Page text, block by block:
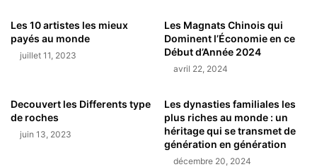
Les 10 artistes les mieux
payés au monde
juillet 11, 2023
Les Magnats Chinois qui
Dominent l’Économie en ce
Début d’Année 2024
avril 22, 2024
Decouvert les Differents type
de roches
juin 13, 2023
Les dynasties familiales les
plus riches au monde : un
héritage qui se transmet de
génération en génération
décembre 20, 2024